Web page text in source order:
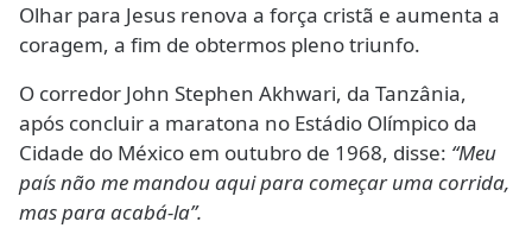
Olhar para Jesus renova a força cristã e aumenta a
coragem, a fim de obtermos pleno triunfo.
O corredor John Stephen Akhwari, da Tanzânia,
após concluir a maratona no Estádio Olímpico da
Cidade do México em outubro de 1968, disse: “Meu
país não me mandou aqui para começar uma corrida,
mas para acabá-la”.